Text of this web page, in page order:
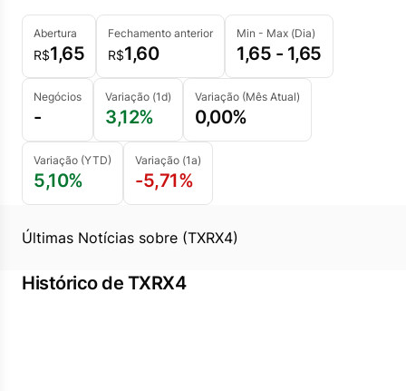
Abertura
R$1,65
Fechamento anterior
R$1,60
Min - Max (Dia)
1,65 - 1,65
Negócios
-
Variação (1d)
3,12%
Variação (Mês Atual)
0,00%
Variação (YTD)
5,10%
Variação (1a)
-5,71%
Últimas Notícias sobre (TXRX4)
Histórico de TXRX4